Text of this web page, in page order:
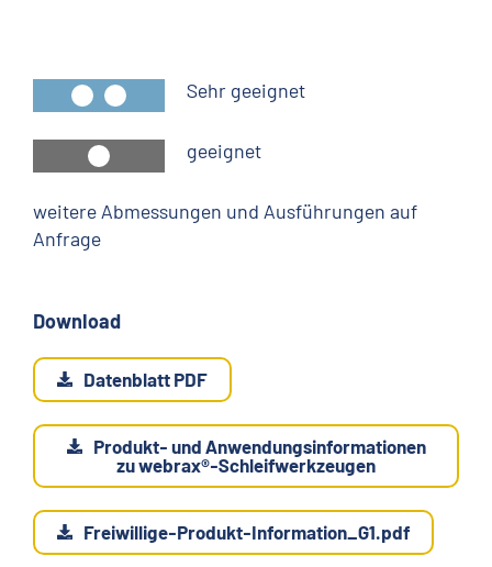
Sehr geeignet
geeignet
weitere Abmessungen und Ausführungen auf
Anfrage
Download
Datenblatt PDF
Produkt- und Anwendungsinformationen
zu webrax®-Schleifwerkzeugen
Freiwillige-Produkt-Information_G1.pdf